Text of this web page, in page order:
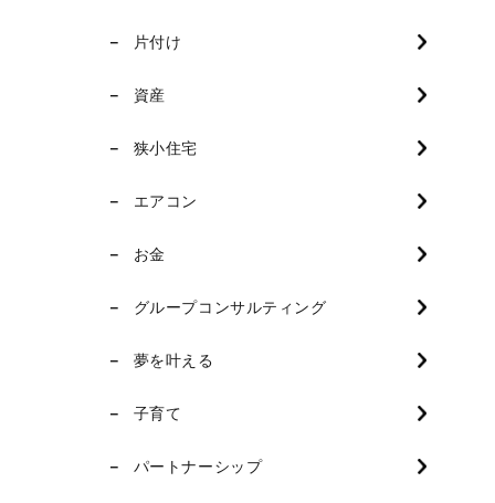
片付け
資産
狭小住宅
エアコン
お金
グループコンサルティング
夢を叶える
子育て
パートナーシップ